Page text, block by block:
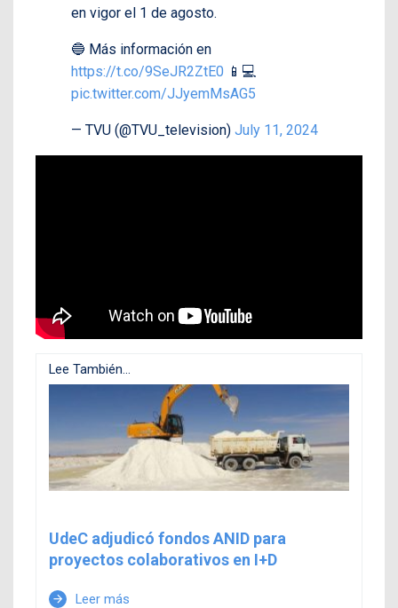
en vigor el 1 de agosto.
🔵 Más información en
https://t.co/9SeJR2ZtE0 📱💻
pic.twitter.com/JJyemMsAG5
— TVU (@TVU_television) July 11, 2024
Lee También...
UdeC adjudicó fondos ANID para
proyectos colaborativos en I+D
arrow_forward Leer más